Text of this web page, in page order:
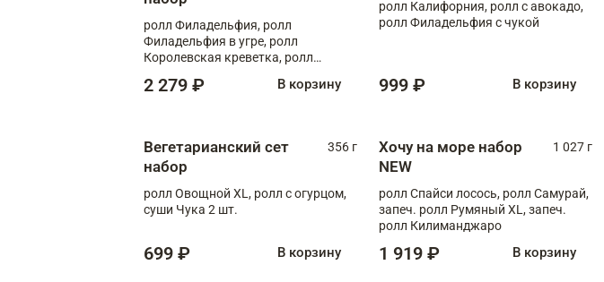
ролл Филадельфия, ролл
Филадельфия в угре, ролл
Королевская креветка, ролл
2 279 ₽ В корзину
ролл Калифорния, ролл с авокадо,
ролл Филадельфия с чукой
999 ₽ В корзину
Вегетарианский сет
набор
356 г
ролл Овощной XL, ролл с огурцом,
суши Чука 2 шт.
699 ₽ В корзину
Хочу на море набор
NEW
1 027 г
ролл Спайси лосось, ролл Самурай,
запеч. ролл Румяный XL, запеч.
ролл Килиманджаро
1 919 ₽ В корзину